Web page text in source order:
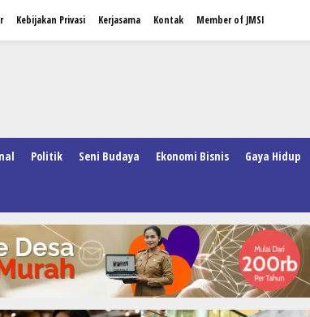
Kebijakan Privasi Kerjasama Kontak Member of JMSI
Politik Seni Budaya Ekonomi Bisnis Gaya Hidup